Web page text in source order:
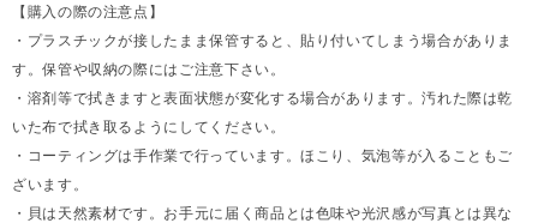
【購入の際の注意点】
・プラスチックが接したまま保管すると、貼り付いてしまう場合がありま
す。保管や収納の際にはご注意下さい。
・溶剤等で拭きますと表面状態が変化する場合があります。汚れた際は乾
いた布で拭き取るようにしてください。
・コーティングは手作業で行っています。ほこり、気泡等が入ることもご
ざいます。
・貝は天然素材です。お手元に届く商品とは色味や光沢感が写真とは異な